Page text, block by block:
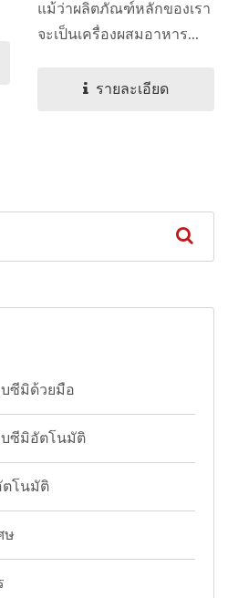
แม้ว่าผลิตภัณฑ์หลักของเรา
จะเป็นเครื่องผสมอาหาร...
รายละเอียด
บซีมิด้วยมือ
บซีมิอัตโนมัติ
ตโนมัติ
ษ